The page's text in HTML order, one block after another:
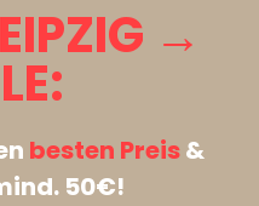
→
besten Preis&
50€!